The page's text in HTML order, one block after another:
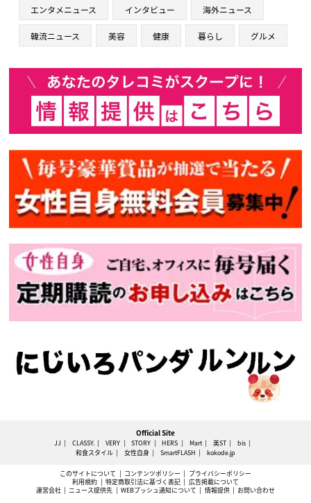
エンタメニュース インタビュー 海外ニュース
韓流ニュース 美容 健康 暮らし グルメ
Official Site
JJ CLASSY. VERY STORY HERS Mart 美ST
bis
和食スタイル
女性自身 SmartFLASH kokode.jp
このサイトについて コンテンツポリシー
プライバシーポリシー
利用規約
特定商取引法に基づく表記
広告掲載について
運営会社
ニュース提供先 WEBプッシュ通知について 情報提供 お問い合わせ